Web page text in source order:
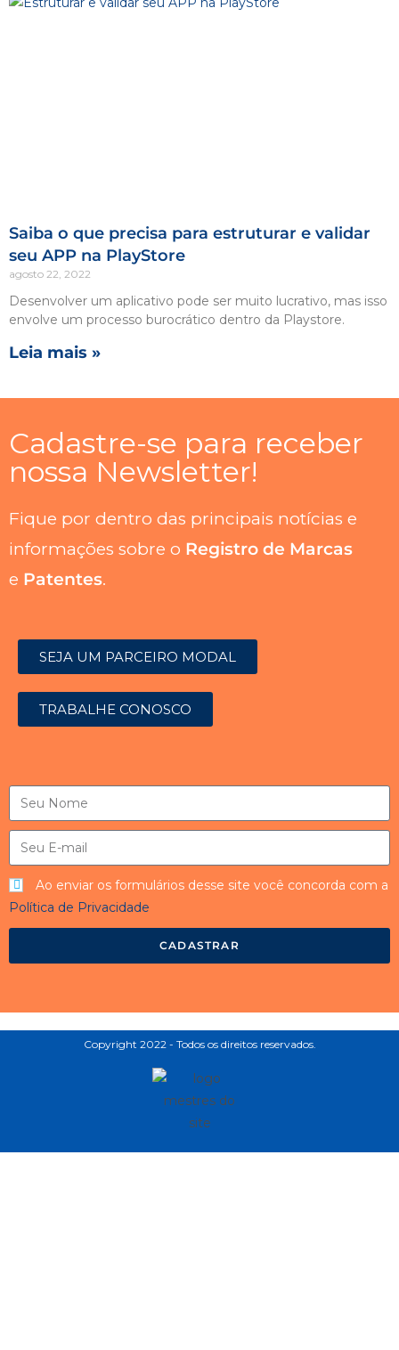
Saiba o que precisa para estruturar e validar
seu APP na PlayStore
agosto 22, 2022
Desenvolver um aplicativo pode ser muito lucrativo, mas isso
envolve um processo burocrático dentro da Playstore.
Leia mais »
Cadastre-se para receber
nossa Newsletter!
Fique por dentro das principais notícias e
informações sobre o Registro de Marcas
e Patentes.
SEJA UM PARCEIRO MODAL
TRABALHE CONOSCO
Ao enviar os formulários desse site você concorda com a
Política de Privacidade
CADASTRAR
Copyright 2022 - Todos os direitos reservados.